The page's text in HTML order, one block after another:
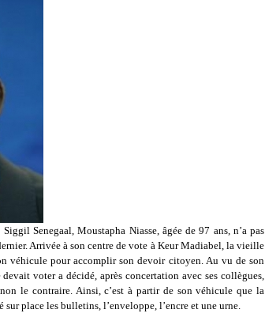
Senegaal, Moustapha Niasse, âgée de 97 ans, n’a pas
Arrivée à son centre de vote à Keur Madiabel, la vieille
véhicule pour accomplir son devoir citoyen. Au vu de son
voter a décidé, après concertation avec ses collègues,
le contraire. Ainsi, c’est à partir de son véhicule que la
place les bulletins, l’enveloppe, l’encre et une urne.